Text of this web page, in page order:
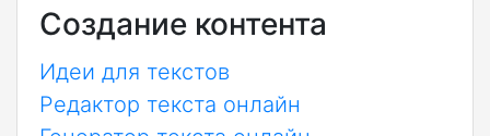
Создание контента
Идеи для текстов
Редактор текста онлайн